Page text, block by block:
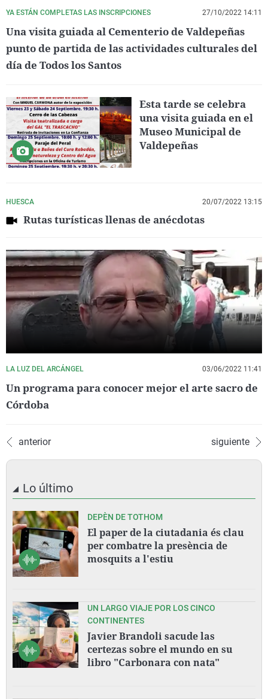
YA ESTÁN COMPLETAS LAS INSCRIPCIONES 27/10/2022 14:11
Una visita guiada al Cementerio de Valdepeñas
punto de partida de las actividades culturales del
día de Todos los Santos
Esta tarde se celebra
una visita guiada en el
Museo Municipal de
Valdepeñas
HUESCA 20/07/2022 13:15
Rutas turísticas llenas de anécdotas
LA LUZ DEL ARCÁNGEL 03/06/2022 11:41
Un programa para conocer mejor el arte sacro de
Córdoba
anterior siguiente
Lo último
DEPÈN DE TOTHOM
El paper de la ciutadania és clau
per combatre la presència de
mosquits a l'estiu
UN LARGO VIAJE POR LOS CINCO
CONTINENTES
Javier Brandoli sacude las
certezas sobre el mundo en su
libro "Carbonara con nata"